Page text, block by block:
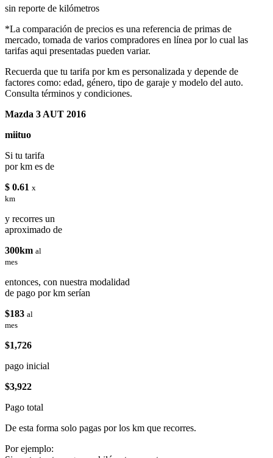
sin reporte de kilómetros
*La comparación de precios es una referencia de primas de
mercado, tomada de varios compradores en línea por lo cual las
tarifas aqui presentadas pueden variar.
Recuerda que tu tarifa por km es personalizada y depende de
factores como: edad, género, tipo de garaje y modelo del auto.
Consulta términos y condiciones.
Mazda 3 AUT 2016
miituo
Si tu tarifa
por km es de
$ 0.61 x
km
y recorres un
aproximado de
300km al
mes
entonces, con nuestra modalidad
de pago por km serían
$183 al
mes
$1,726
pago inicial
$3,922
Pago total
De esta forma solo pagas por los km que recorres.
Por ejemplo: